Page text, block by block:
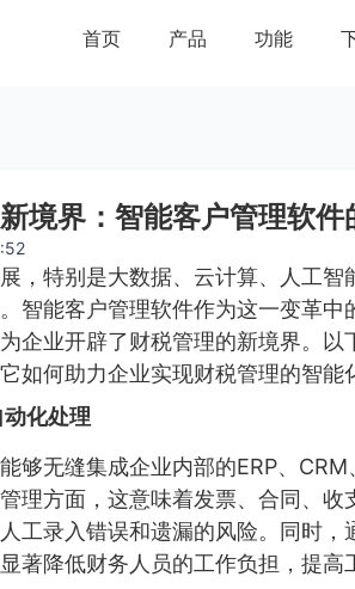
首页 产品 功能
境界：智能客户管理软件
，特别是大数据、云计算、人工
智能客户管理软件作为这一变革
企业开辟了财税管理的新境界。
如何助力企业实现财税管理的智能
化处理
够无缝集成企业内部的ERP、
理方面，这意味着发票、合同、
工录入错误和遗漏的风险。同时，
著降低财务人员的工作负担，提高